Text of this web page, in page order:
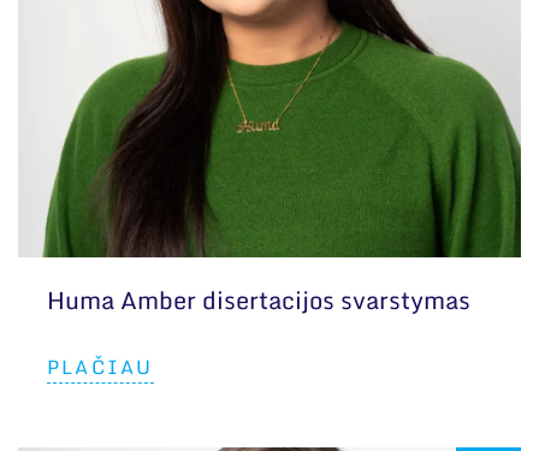
Huma Amber disertacijos svarstymas
PLAČIAU